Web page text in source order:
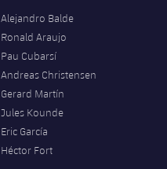
Alejandro Balde
Ronald Araujo
Pau Cubarsí
Andreas Christensen
Gerard Martín
Jules Kounde
Eric García
Héctor Fort